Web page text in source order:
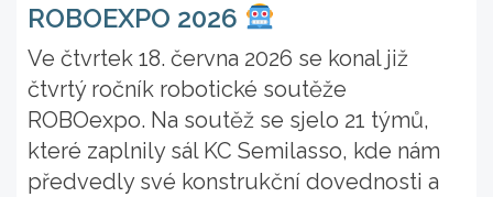
ROBOEXPO 2026
Ve čtvrtek 18. června 2026 se konal již
čtvrtý ročník robotické soutěže
ROBOexpo. Na soutěž se sjelo 21 týmů,
které zaplnily sál KC Semilasso, kde nám
předvedly své konstrukční dovednosti a